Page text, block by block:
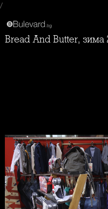
/
Bread And Butter,